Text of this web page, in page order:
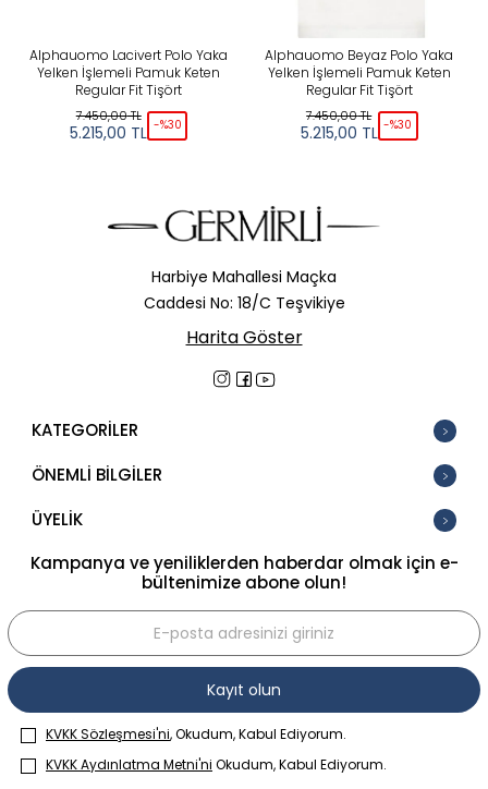
Alphauomo Lacivert Polo Yaka
Yelken İşlemeli Pamuk Keten
Regular Fit Tişört
7.450,00TL
5.215,00 TL -%30
Alphauomo Beyaz Polo Yaka
Yelken İşlemeli Pamuk Keten
Regular Fit Tişört
7.450,00TL
5.215,00 TL -%30
Harbiye Mahallesi Maçka
Caddesi No: 18/C Teşvikiye
Harita Göster
KATEGORİLER
ÖNEMLİ BİLGİLER
ÜYELİK
Kampanya ve yeniliklerden haberdar olmak için e-
bültenimize abone olun!
Kayıt olun
KVKK Sözleşmesi'ni, Okudum, Kabul Ediyorum.
KVKK Aydınlatma Metni'ni Okudum, Kabul Ediyorum.